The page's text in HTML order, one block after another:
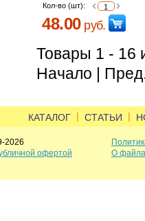
Кол-во (шт):
48.00руб.
Товары 1 - 16
Начало |
КАТАЛОГ | СТАТЬИ |
2026
офертой
О